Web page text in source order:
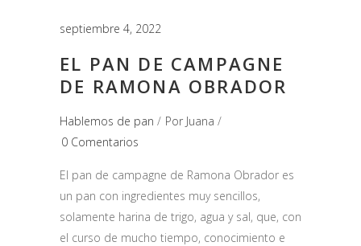
septiembre 4, 2022
EL PAN DE CAMPAGNE
DE RAMONA OBRADOR
Hablemos de pan Por Juana
0 Comentarios
El pan de campagne de Ramona Obrador es
un pan con ingredientes muy sencillos,
solamente harina de trigo, agua y sal, que, con
el curso de mucho tiempo, conocimiento e